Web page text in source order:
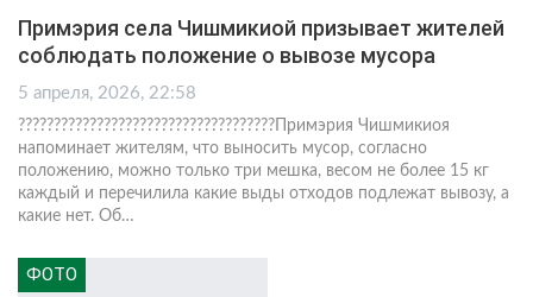
Примэрия села Чишмикиой призывает жителей
соблюдать положение о вывозе мусора
5 апреля, 2026, 22:58
????????????????????????????????????Примэрия Чишмикиоя
напоминает жителям, что выносить мусор, согласно
положению, можно только три мешка, весом не более 15 кг
каждый и перечилила какие выды отходов подлежат вывозу, а
какие нет. Об…
ФОТО